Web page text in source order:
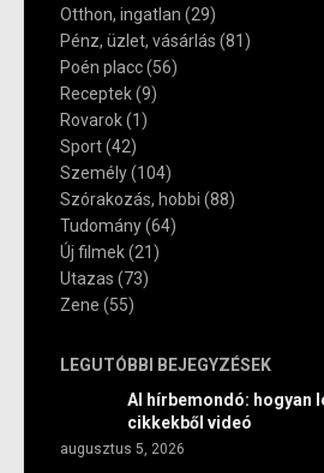
Otthon, ingatlan (29)
Pénz, üzlet, vásárlás (81)
Poén placc(56)
Receptek(9)
Rovarok(1)
Sport(42)
Személy(104)
Szórakozás, hobbi (88)
Tudomány(64)
Új filmek(21)
Utazas (73)
Zene (55)
LEGUTÓBBI BEJEGYZÉSEK
AI hírbemondó: hogyan
cikkekből videó
augusztus 5, 2026